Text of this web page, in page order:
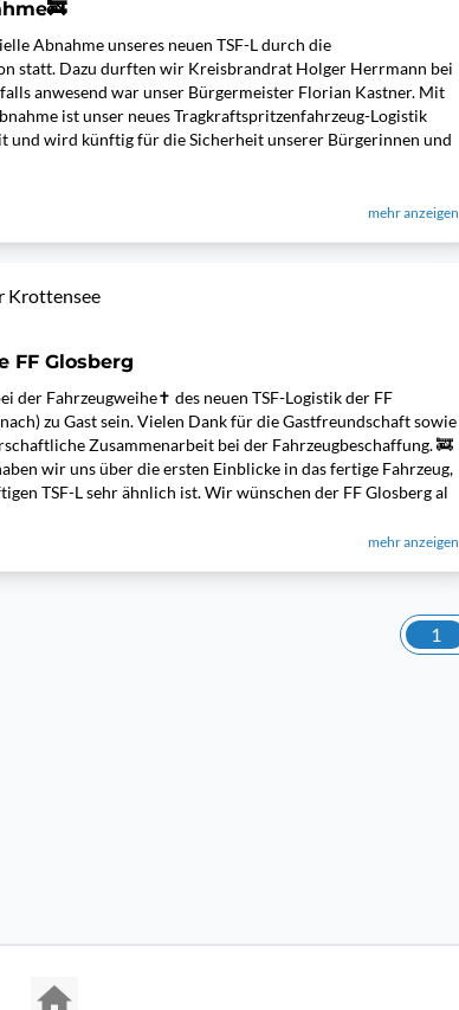
Abnahme unseres neuen TSF-L durch die
statt. Dazu durften wir Kreisbrandrat Holger Herrmann bei
anwesend war unser Bürgermeister Florian Kastner. Mit
ist unser neues Tragkraftspritzenfahrzeug-Logistik
und wird künftig für die Sicherheit unserer Bürgerinnen und
mehr anzeigen
Krottensee
FF Glosberg
der Fahrzeugweihe✝️ des neuen TSF-Logistik der FF
zu Gast sein. Vielen Dank für die Gastfreundschaft sowie
Zusammenarbeit bei der Fahrzeugbeschaffung. 🚒
wir uns über die ersten Einblicke in das fertige Fahrzeug,
TSF-L sehr ähnlich ist. Wir wünschen der FF Glosberg al
mehr anzeigen
1